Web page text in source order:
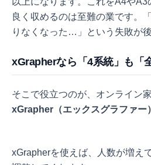
良く収めるのは至難の業です。
りなくなった…」という失敗が
xGrapherなら「4系統」も「
そこで役立つのが、オンライン
xGrapher（エックスグラファー）
xGrapherを使えば、人数が増え